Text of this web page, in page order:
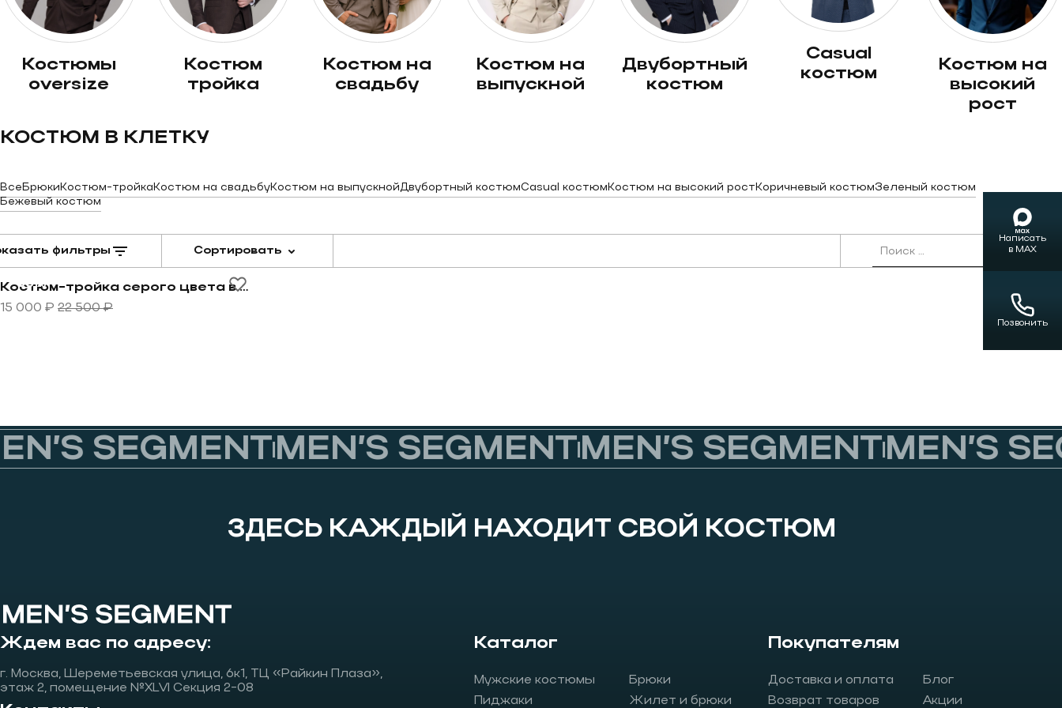
костюмы
oversize
костюм
тройка
костюм на
свадьбу
костюм на
выпускной
двубортный
костюм
casual
костюм
костюм на
высокий
рост
КОСТЮМ В КЛЕТКУ
ВсеБрюкиКостюм-тройкаКостюм на свадьбуКостюм на выпускнойДвубортный костюмCasual костюмКостюм на высокий ростКоричневый костюмЗеленый костюм
Бежевый костюм
фильтры Сортировать
Перейти к товару Костюм-тройка серого цвета в синюю крупную клетку
-33%
Костюм-тройка серого цвета в синюю крупную клетку
15 000 ₽ 22 500 ₽
SEGMENTMEN’S SEGMENTMEN’S SEGMENTMEN’S
ЗДЕСЬ КАЖДЫЙ НАХОДИТ СВОЙ КОСТЮМ
Ждем вас по адресу:
г. Москва, Шереметьевская улица, 6к1, ТЦ «Райкин Плаза»,
этаж 2, помещение №XLVI Секция 2-08
Каталог
Мужские костюмы
Пиджаки
Брюки
Жилет и брюки
Покупателям
Доставка и оплата
Возврат товаров
Блог
Акции
Написать
в MAX
Позвонить